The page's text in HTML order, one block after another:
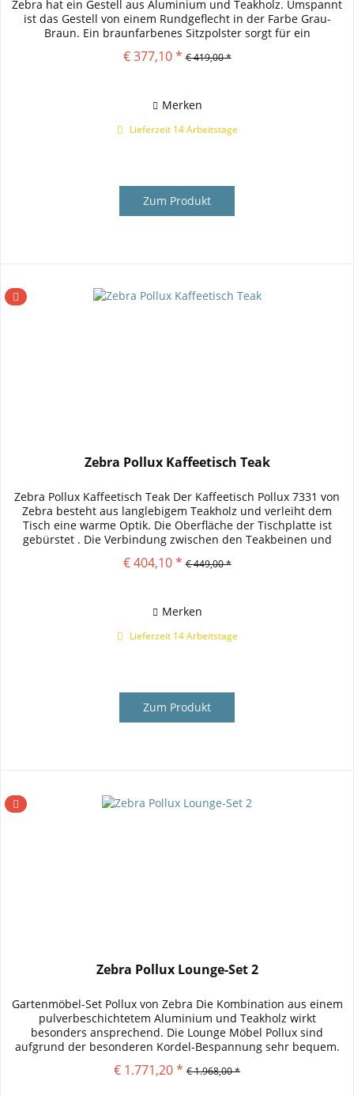
Zebra hat ein Gestell aus Aluminium und Teakholz. Umspannt
ist das Gestell von einem Rundgeflecht in der Farbe Grau-
Braun. Ein braunfarbenes Sitzpolster sorgt für ein
angenehmes...
€ 377,10 * € 419,00 *
Merken
Lieferzeit 14 Arbeitstage
Zum Produkt
Zebra Pollux Kaffeetisch Teak
Zebra Pollux Kaffeetisch Teak Der Kaffeetisch Pollux 7331 von
Zebra besteht aus langlebigem Teakholz und verleiht dem
Tisch eine warme Optik. Die Oberfläche der Tischplatte ist
gebürstet . Die Verbindung zwischen den Teakbeinen und
der...
€ 404,10 * € 449,00 *
Merken
Lieferzeit 14 Arbeitstage
Zum Produkt
Zebra Pollux Lounge-Set 2
Gartenmöbel-Set Pollux von Zebra Die Kombination aus einem
pulverbeschichtetem Aluminium und Teakholz wirkt
besonders ansprechend. Die Lounge Möbel Pollux sind
aufgrund der besonderen Kordel-Bespannung sehr bequem.
€ 1.771,20 * € 1.968,00 *